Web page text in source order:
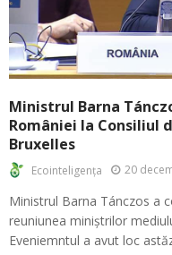
Ministrul Barna
României la Consiliul
Bruxelles
Ecointeligența 20
Ministrul Barna Tánczos a
reuniunea miniștrilor
Eveniemntul a avut loc